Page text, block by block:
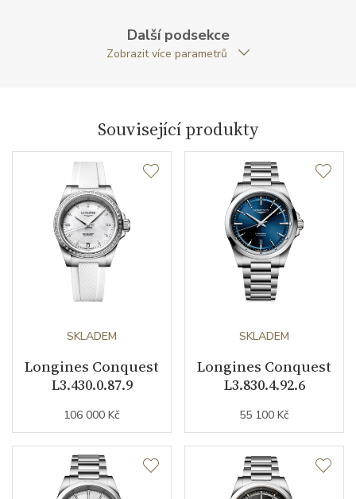
Antireflexní sklíčko ANO
Materiál korunky nerezová ocel
Průměr pouzdra (mm)
Typ strojku L888.5 Longines
Rezerva chodu strojku
Kalibr strojku automatický nátah
Kameny strojku 21
Další podsekce
Zobrazit více parametrů
Související produkty
SKLADEM
Longines Conquest
L3.430.0.87.9
106 000 Kč
SKLADEM
Longines Conquest
L3.830.4.92.6
55 100 Kč